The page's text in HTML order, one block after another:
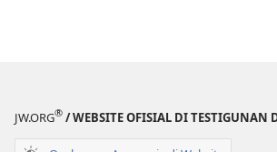
JW.ORG® / WEBSITE OFISIAL DI TESTIGUNAN